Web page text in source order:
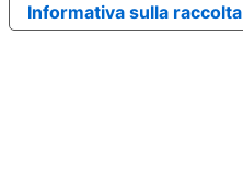
Informativa sulla raccolta